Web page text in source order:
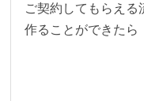
ご契約してもらえる
作ることができたら